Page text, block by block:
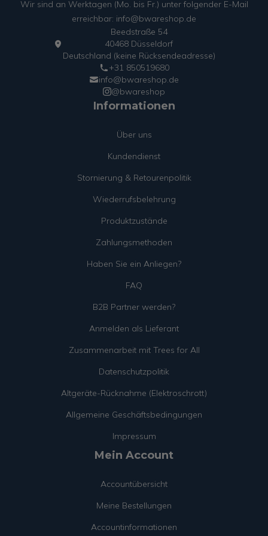
Wir sind an Werktagen (Mo. bis Fr.) unter folgender E-Mail
erreichbar: info@bwareshop.de
Beedstraße 54
40468 Düsseldorf
Deutschland (keine Rücksendeadresse)
+31 850519680
info@bwareshop.de
@bwareshop
Informationen
Über uns
Kundendienst
Stornierung & Retourenpolitik
Wiederrufsbelehrung
Produktzustände
Zahlungsmethoden
Haben Sie ein Anliegen?
FAQ
B2B Partner werden?
Anmelden als Lieferant
Zusammenarbeit mit Trees for All
Datenschutzpolitik
Altgeräte-Rücknahme (Elektroschrott)
Allgemeine Geschäftsbedingungen
Impressum
Mein Account
Accountübersicht
Meine Bestellungen
Accountinformationen